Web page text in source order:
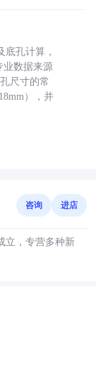
底孔计算，
业数据来源
尺寸的常
），并
咨询 进店
立，专营多种新